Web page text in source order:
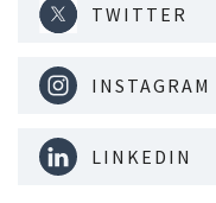
TWITTER
INSTAGRAM
LINKEDIN